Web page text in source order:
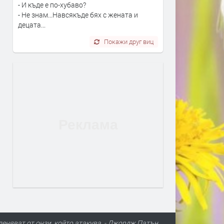
- И къде е по-хубаво?
- Не знам...Навсякъде бях с жената и
децата...
Покажи друг виц